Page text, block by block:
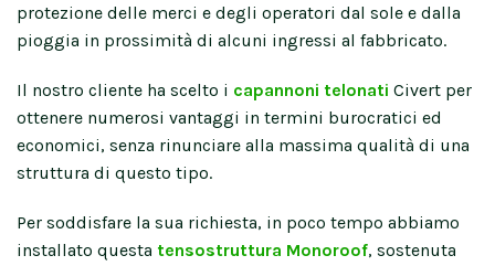
protezione delle merci e degli operatori dal sole e dalla
pioggia in prossimità di alcuni ingressi al fabbricato.
Il nostro cliente ha scelto i capannoni telonati Civert per
ottenere numerosi vantaggi in termini burocratici ed
economici, senza rinunciare alla massima qualità di una
struttura di questo tipo.
Per soddisfare la sua richiesta, in poco tempo abbiamo
installato questa tensostruttura Monoroof, sostenuta